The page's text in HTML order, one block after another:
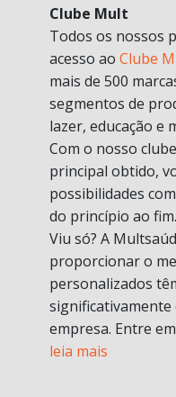
Clube Mult
Todos os nossos
acesso ao Clube
mais de 500
segmentos de
lazer, educação e
Com o nosso
principal obtido,
possibilidades
do princípio ao fim.
Viu só? A
proporcionar o
personalizados
significativamente
empresa. Entre em
leia mais